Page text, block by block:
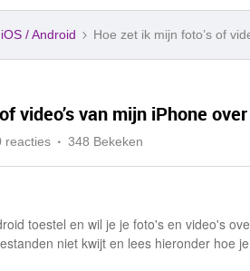
iOS / Android Hoe zet ik mijn foto’s of
video’s van mijn iPhone
reacties 348 Bekeken
toestel en wil je je foto's en video's
niet kwijt en lees hieronder hoe